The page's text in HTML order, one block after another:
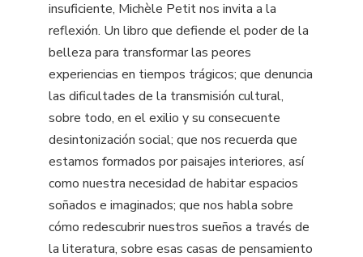
insuficiente, Michèle Petit nos invita a la
reflexión. Un libro que defiende el poder de la
belleza para transformar las peores
experiencias en tiempos trágicos; que denuncia
las dificultades de la transmisión cultural,
sobre todo, en el exilio y su consecuente
desintonización social; que nos recuerda que
estamos formados por paisajes interiores, así
como nuestra necesidad de habitar espacios
soñados e imaginados; que nos habla sobre
cómo redescubrir nuestros sueños a través de
la literatura, sobre esas casas de pensamiento